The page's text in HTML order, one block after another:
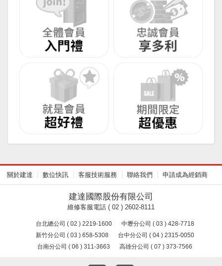
關於建達 數位快訊 客服技術服務 聯絡我們 申請成為經銷商
建達國際股份有限公司
維修客服電話 ( 02 ) 2602-8111
台北總公司 ( 02 ) 2219-1600
中壢分公司 ( 03 ) 428-7718
新竹分公司 ( 03 ) 658-5308
台中分公司 ( 04 ) 2315-0050
台南分公司 ( 06 ) 311-3663
高雄分公司 ( 07 ) 373-7566